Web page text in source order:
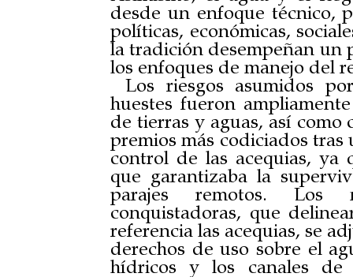
desde un enfoque técnico,
políticas, económicas,
la tradición desempeñan un
los enfoques de manejo del
Los riesgos asumidos
huestes fueron
de tierras y aguas, así como
premios más codiciados tras
control de las acequias, ya
que garantizaba la
parajes remotos. Los
conquistadoras, que
referencia las acequias, se
derechos de uso sobre el
hídricos y los canales de